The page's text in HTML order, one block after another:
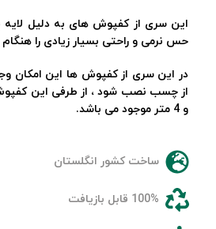
این سری از کفپوش های به دلیل لایه
حس نرمی و راحتی بسیار زیادی را
در این سری از کفپوش ها این امکان
و 4 متر موجود می باشد.
ساخت کشور انگلستان
100% قابل بازیافت